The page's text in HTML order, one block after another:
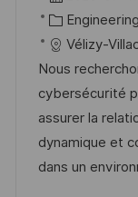
c
a
t
i
o
n
o
s
t
e
d
D
a
C
a
t
e
g
o
r
Vélizy-
Nous
cybersécurité
assurer la
dynamique et
dans un